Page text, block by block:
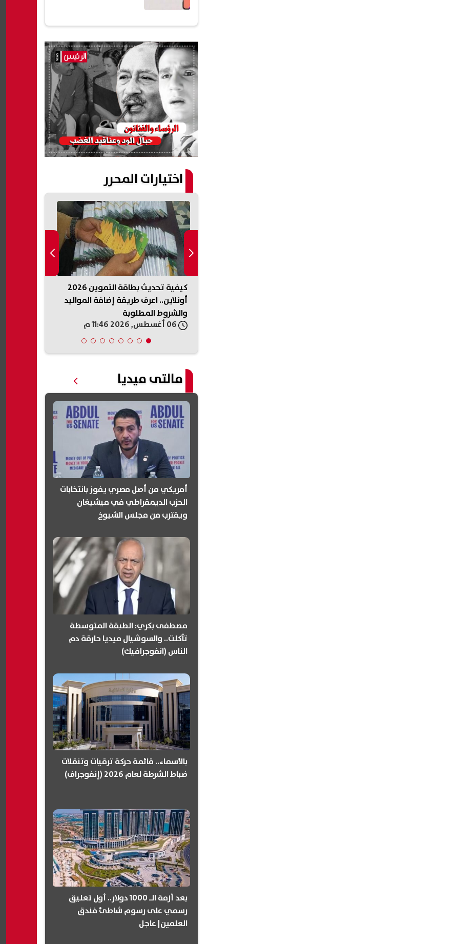
اختيارات المحرر
كيفية تحديث بطاقة التموين 2026
أونلاين.. اعرف طريقة إضافة المواليد
والشروط المطلوبة
مالتى ميديا
أمريكي من أصل مصري يفوز بانتخابات
الحزب الديمقراطي في ميشيغان
ويقترب من مجلس الشيوخ
مصطفى بكري: الطبقة المتوسطة
تآكلت.. والسوشيال ميديا حارقة دم
الناس (انفوجرافيك)
بالأسماء.. قائمة حركة ترقيات وتنقلات
ضباط الشرطة لعام 2026 (إنفوجراف)
بعد أزمة الـ 1000 دولار.. أول تعليق
رسمي على رسوم شاطئ فندق
العلمين| عاجل